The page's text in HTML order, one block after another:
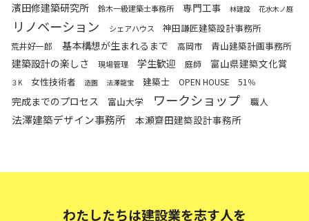
濱田修建築研究所 鈴木一級建築士事務所 専門工事 林建設 花水木ノ庭
リノベーション シェアハウス 神田謙匠建築設計事務所
荒井好一郎 基本構想が生まれるまで 高岡市 青山建築計画事務所
建築設計の楽しさ 現場管理 学生歓迎 庭師 富山県建築文化賞
３K 女性技術者 造園 法澤龍宝 建築士 OPEN HOUSE 51％
完成までのプロセス 富山大学 ワークショップ 職人
法澤建築デザイン事務所 本瀬齋田建築設計事務所
わたしたちは建設業を志す人を